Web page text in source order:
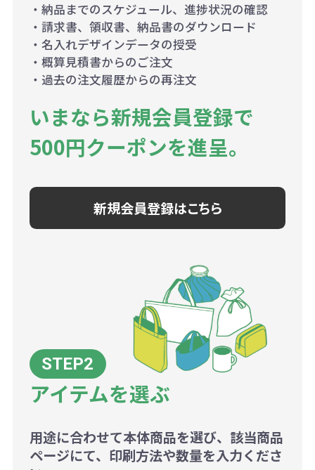
・納品までのスケジュール、進捗状況の確認
・請求書、領収書、納品書のダウンロード
・名入れデザインデータの授受
・概算見積書からのご注文
・過去の注文履歴からの再注文
いまなら新規会員登録で
500円クーポンを進呈。
新規会員登録はこちら
アイテムを選ぶ
用途に合わせて本体商品を選び、該当商品
ページにて、印刷方法や数量を入力くださ